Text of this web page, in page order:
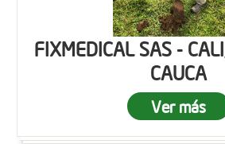
FIXMEDICAL SAS -
CAUCA
Ver más